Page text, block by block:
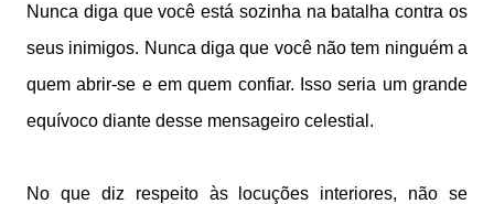
Nunca diga que você está sozinha na batalha contra os
seus inimigos. Nunca diga que você não tem ninguém a
quem abrir-se e em quem confiar. Isso seria um grande
equívoco diante desse mensageiro celestial.
No que diz respeito às locuções interiores, não se